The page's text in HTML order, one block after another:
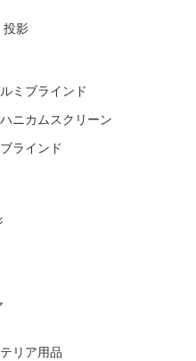
投影
ミブラインド
ハニカムスクリーン
ラインド
リア用品